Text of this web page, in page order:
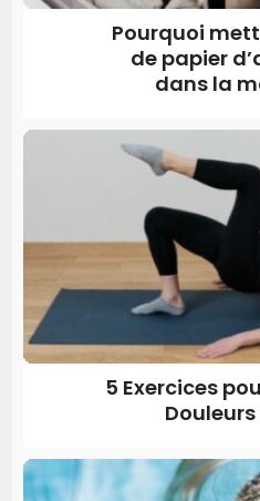
Pourquoi
de papier
dans la
5 Exercices